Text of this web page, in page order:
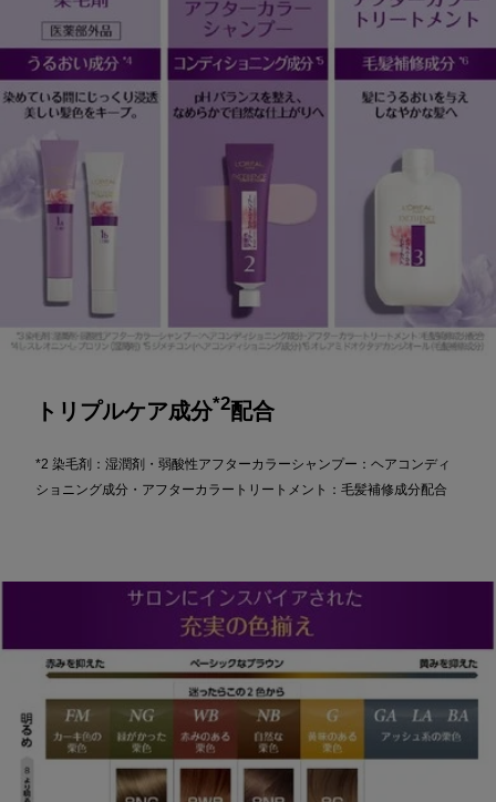
トリプルケア成分*2配合
*2 染毛剤：湿潤剤・弱酸性アフターカラーシャンプー：ヘアコンディ
ショニング成分・アフターカラートリートメント：毛髪補修成分配合